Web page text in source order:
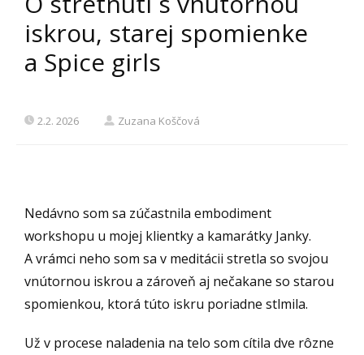
iskrou, starej spomienke
a Spice girls
2.2. 2026 Zuzana Koščová
Nedávno som sa zúčastnila embodiment
workshopu u mojej klientky a kamarátky Janky.
A vrámci neho som sa v meditácii stretla so svojou
vnútornou iskrou a zároveň aj nečakane so starou
spomienkou, ktorá túto iskru poriadne stlmila.
Už v procese naladenia na telo som cítila dve rôzne